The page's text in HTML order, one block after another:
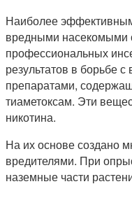
Наиболее
вредными насекомыми
профессиональных
результатов в борьбе
препаратами,
тиаметоксам. Эти
никотина.
На их основе создано
вредителями. При
наземные части